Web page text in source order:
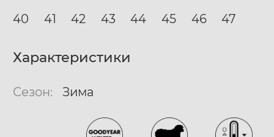
40 41 42 43 44 45 46 47
Характеристики
Сезон: Зима